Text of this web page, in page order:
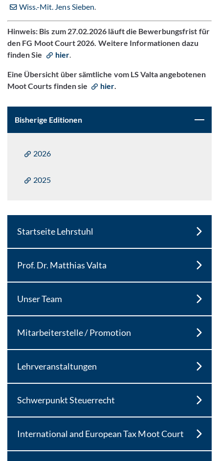
Wiss.-Mit. Jens Sieben.
Hinweis: Bis zum 27.02.2026 läuft die Bewerbungsfrist für
den FG Moot Court 2026. Weitere Informationen dazu
finden Sie
hier.
Eine Übersicht über sämtliche vom LS Valta angebotenen
Moot Courts finden sie
hier.
Bisherige Editionen
2026
2025
Startseite Lehrstuhl
Prof. Dr. Matthias Valta
Unser Team
Mitarbeiterstelle / Promotion
Lehrveranstaltungen
Schwerpunkt Steuerrecht
International and European Tax Moot Court